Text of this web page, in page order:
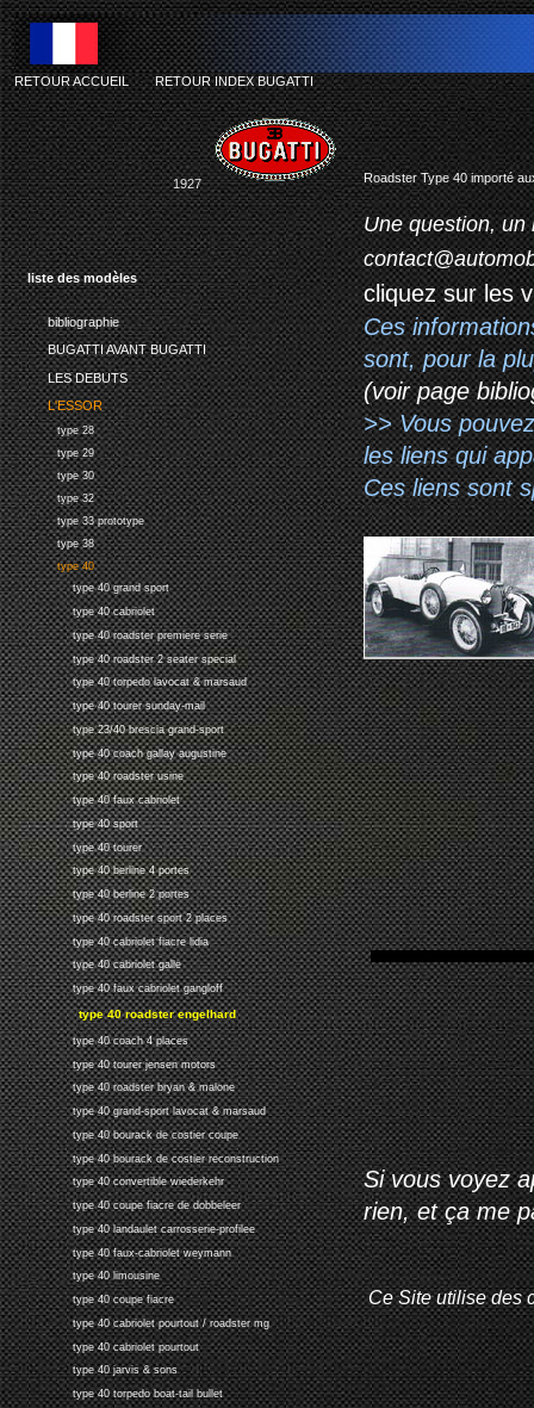
liste des modèles
bibliographie
BUGATTI AVANT BUGATTI
LES DEBUTS
L'ESSOR
type 28
type 29
type 30
type 32
type 33 prototype
type 38
type 40
type 40 grand sport
type 40 cabriolet
type 40 roadster premiere serie
type 40 roadster 2 seater special
type 40 torpedo lavocat & marsaud
type 40 tourer sunday-mail
type 23/40 brescia grand-sport
type 40 coach gallay augustine
type 40 roadster usine
type 40 faux cabriolet
type 40 sport
type 40 tourer
type 40 berline 4 portes
type 40 berline 2 portes
type 40 roadster sport 2 places
type 40 cabriolet fiacre lidia
type 40 cabriolet galle
type 40 faux cabriolet gangloff
type 40 roadster engelhard
type 40 coach 4 places
type 40 tourer jensen motors
type 40 roadster bryan & malone
type 40 grand-sport lavocat & marsaud
type 40 bourack de costier coupe
type 40 bourack de costier reconstruction
type 40 convertible wiederkehr
type 40 coupe fiacre de dobbeleer
type 40 landaulet carrosserie-profilee
type 40 faux-cabriolet weymann
type 40 limousine
type 40 coupe fiacre
type 40 cabriolet pourtout / roadster mg
type 40 cabriolet pourtout
type 40 jarvis & sons
type 40 torpedo boat-tail bullet
RETOUR ACCUEIL-RETOUR INDEX BUGATTI
1927 Roadster Type 40 importé
Une question, un
cliquez sur les
Ces
sont, pour la
(voir page
>> Vous
les liens qui
Ces liens sont
Si vous voyez
rien, et ça me
Ce Site utilise des